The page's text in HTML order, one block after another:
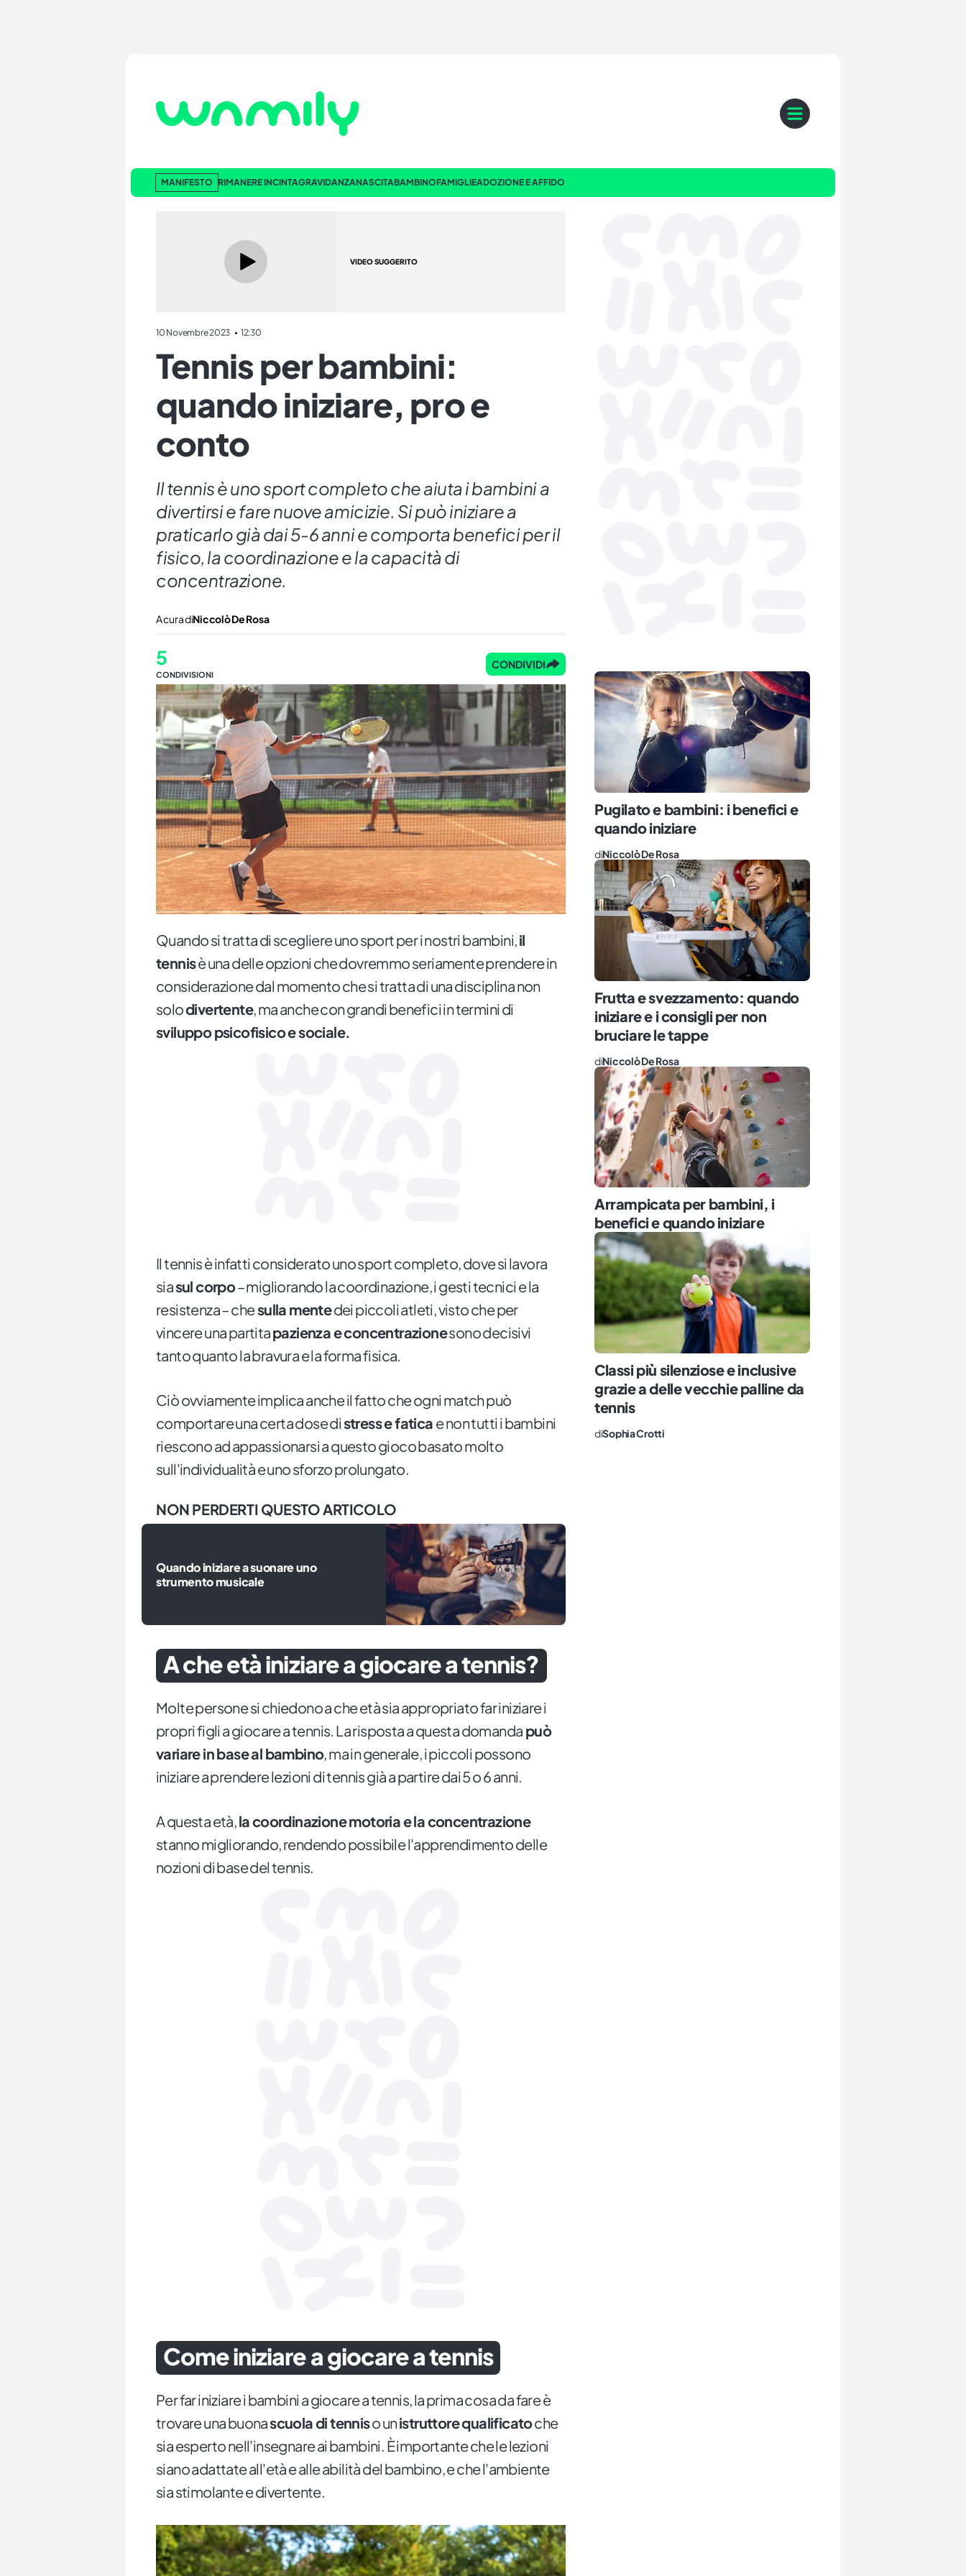
MANIFESTO RIMANERE INCINTAGRAVIDANZANASCITABAMBINOFAMIGLIEADOZIONE E AFFIDO
VIDEO SUGGERITO
10 Novembre 2023 12:30
Tennis per bambini:
quando iniziare, pro e
conto
Il tennis è uno sport completo che aiuta i bambini a
divertirsi e fare nuove amicizie. Si può iniziare a
praticarlo già dai 5-6 anni e comporta benefici per il
fisico, la coordinazione e la capacità di
concentrazione.
A cura diNiccolò De Rosa
5
CONDIVISIONI
CONDIVIDI
Quando si tratta di scegliere uno sport per i nostri bambini,il
tennisè una delle opzioni che dovremmo seriamente prendere in
considerazione dal momento che si tratta di una disciplina non
solodivertente, ma anche con grandi benefici in termini di
sviluppo psicofisico e sociale.
Il tennis è infatti considerato uno sport completo, dove si lavora
siasul corpo– migliorando la coordinazione, i gesti tecnici e la
resistenza – chesulla mentedei piccoli atleti, visto che per
vincere una partitapazienza e concentrazionesono decisivi
tanto quanto la bravura e la forma fisica.
Ciò ovviamente implica anche il fatto che ogni match può
comportare una certa dose distress e fatica e non tutti i bambini
riescono ad appassionarsi a questo gioco basato molto
sull'individualità e uno sforzo prolungato.
NON PERDERTI QUESTO ARTICOLO
Quando iniziare a suonare uno
strumento musicale
A che età iniziare a giocare a tennis?
Molte persone si chiedono a che età sia appropriato far iniziare i
propri figli a giocare a tennis. La risposta a questa domanda può
variare in base al bambino, ma in generale, i piccoli possono
iniziare a prendere lezioni di tennis già a partire dai 5 o 6 anni.
A questa età,la coordinazione motoria e la concentrazione
stanno migliorando, rendendo possibile l'apprendimento delle
nozioni di base del tennis.
Come iniziare a giocare a tennis
Per far iniziare i bambini a giocare a tennis, la prima cosa da fare è
trovare una buonascuola di tenniso unistruttore qualificatoche
sia esperto nell'insegnare ai bambini. È importante che le lezioni
siano adattate all'età e alle abilità del bambino, e che l'ambiente
sia stimolante e divertente.
Pugilato e bambini: i benefici e
quando iniziare
diNiccolò De Rosa
Frutta e svezzamento: quando
iniziare e i consigli per non
bruciare le tappe
diNiccolò De Rosa
Arrampicata per bambini, i
benefici e quando iniziare
Classi più silenziose e inclusive
grazie a delle vecchie palline da
tennis
diSophia Crotti